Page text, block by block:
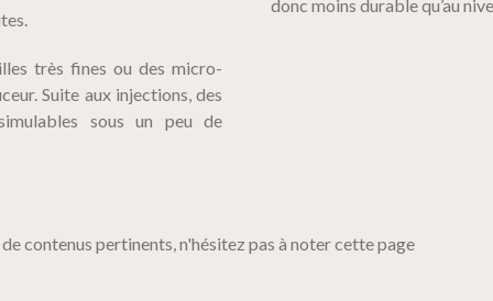
très fines ou des micro-
Suite aux injections, des
sous un peu de
donc moins durable qu’au
contenus pertinents, n'hésitez pas à noter cette page